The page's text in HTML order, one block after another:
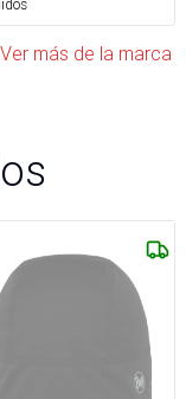
Ver más de la marca